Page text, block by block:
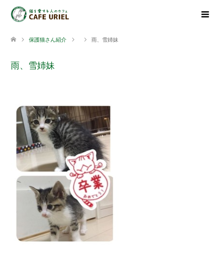
保護猫さん紹介 雨、雪姉妹
雨、雪姉妹